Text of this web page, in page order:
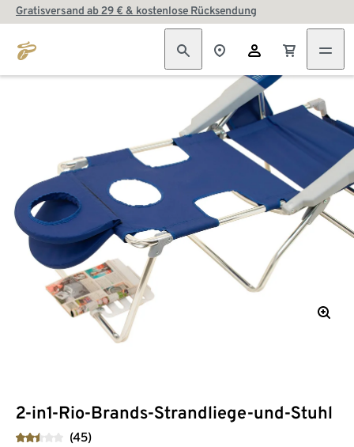
Gratisversand ab 29 € & kostenlose Rücksendung
2-in1-Rio-Brands-Strandliege-und-Stuhl
(45)